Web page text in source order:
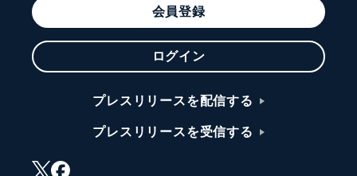
会員登録
ログイン
プレスリリースを配信する
プレスリリースを受信する